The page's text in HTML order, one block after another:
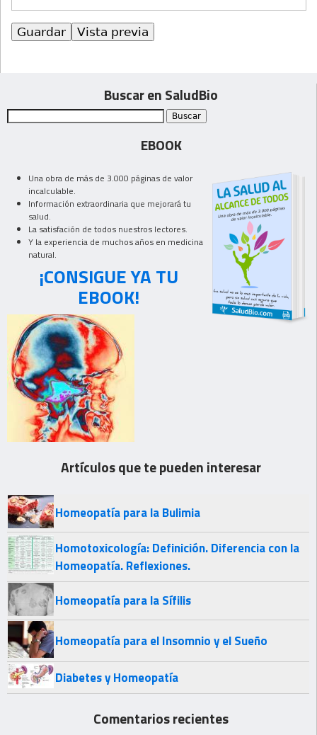
Buscar en SaludBio
EBOOK
Una obra de más de 3.000 páginas de valor
incalculable.
Información extraordinaria que mejorará tu
salud.
La satisfación de todos nuestros lectores.
Y la experiencia de muchos años en medicina
natural.
¡CONSIGUE YA TU
EBOOK!
Artículos que te pueden interesar
Homeopatía para la Bulimia
Homotoxicología: Definición. Diferencia con la
Homeopatía. Reflexiones.
Homeopatía para la Sífilis
Homeopatía para el Insomnio y el Sueño
Diabetes y Homeopatía
Comentarios recientes